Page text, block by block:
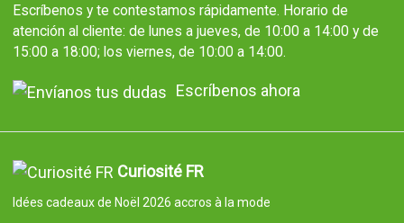
Escríbenos y te contestamos rápidamente. Horario de
atención al cliente: de lunes a jueves, de 10:00 a 14:00 y de
15:00 a 18:00; los viernes, de 10:00 a 14:00.
Escríbenos ahora
Curiosité FR
Idées cadeaux de Noël 2026 accros à la mode